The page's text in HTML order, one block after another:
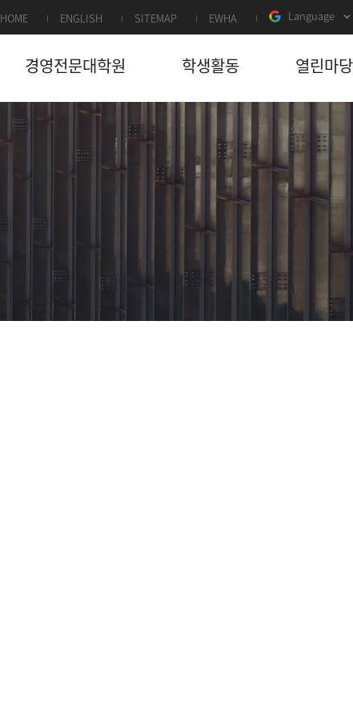
HOME ENGLISH SITEMAP EWHA Language
경영전문대학원 학생활동 열린마당